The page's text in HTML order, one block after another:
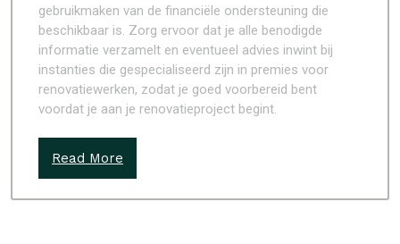
gebruikmaken van de financiële ondersteuning die
beschikbaar is. Zorg ervoor dat je alle benodigde
informatie verzamelt en eventueel advies inwint bij
instanties die gespecialiseerd zijn in premies voor
renovatiewerken, zodat je goed voorbereid bent
voordat je aan je renovatieproject begint.
Read More